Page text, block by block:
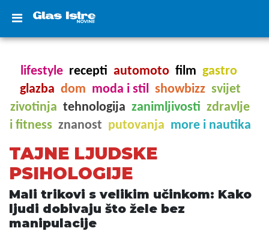
lifestyle recepti automoto film gastro
glazba dom moda i stil showbizz svijet
zivotinja tehnologija zanimljivosti zdravlje
i fitness znanost putovanja more i nautika
TAJNE LJUDSKE
PSIHOLOGIJE
Mali trikovi s velikim učinkom: Kako
ljudi dobivaju što žele bez
manipulacije